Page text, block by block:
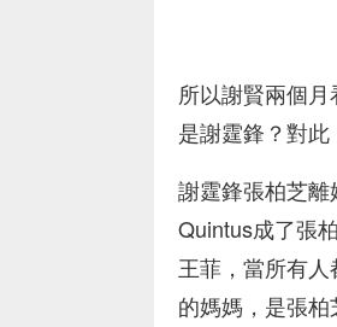
所以謝賢兩個
是謝霆鋒？對此
謝霆鋒張柏芝
Quintus成了張
王菲，當所有
的媽媽，是張